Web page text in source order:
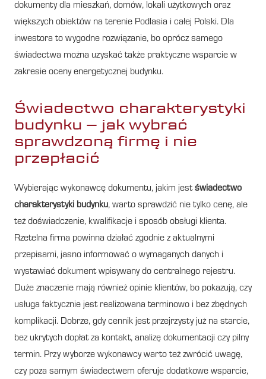
dokumenty dla mieszkań, domów, lokali użytkowych oraz
większych obiektów na terenie Podlasia i całej Polski. Dla
inwestora to wygodne rozwiązanie, bo oprócz samego
świadectwa można uzyskać także praktyczne wsparcie w
zakresie oceny energetycznej budynku.
Świadectwo charakterystyki
budynku – jak wybrać
sprawdzoną firmę i nie
przepłacić
Wybierając wykonawcę dokumentu, jakim jestświadectwo
charakterystyki budynku, warto sprawdzić nie tylko cenę, ale
też doświadczenie, kwalifikacje i sposób obsługi klienta.
Rzetelna firma powinna działać zgodnie z aktualnymi
przepisami, jasno informować o wymaganych danych i
wystawiać dokument wpisywany do centralnego rejestru.
Duże znaczenie mają również opinie klientów, bo pokazują, czy
usługa faktycznie jest realizowana terminowo i bez zbędnych
komplikacji. Dobrze, gdy cennik jest przejrzysty już na starcie,
bez ukrytych dopłat za kontakt, analizę dokumentacji czy pilny
termin. Przy wyborze wykonawcy warto też zwrócić uwagę,
czy poza samym świadectwem oferuje dodatkowe wsparcie,